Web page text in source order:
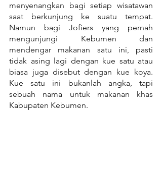
menyenangkan bagi setiap wisatawan
saat berkunjung ke suatu tempat.
Namun bagi Jofiers yang pernah
mengunjungi Kebumen dan
mendengar makanan satu ini, pasti
tidak asing lagi dengan kue satu atau
biasa juga disebut dengan kue koya.
Kue satu ini bukanlah angka, tapi
sebuah nama untuk makanan khas
Kabupaten Kebumen.